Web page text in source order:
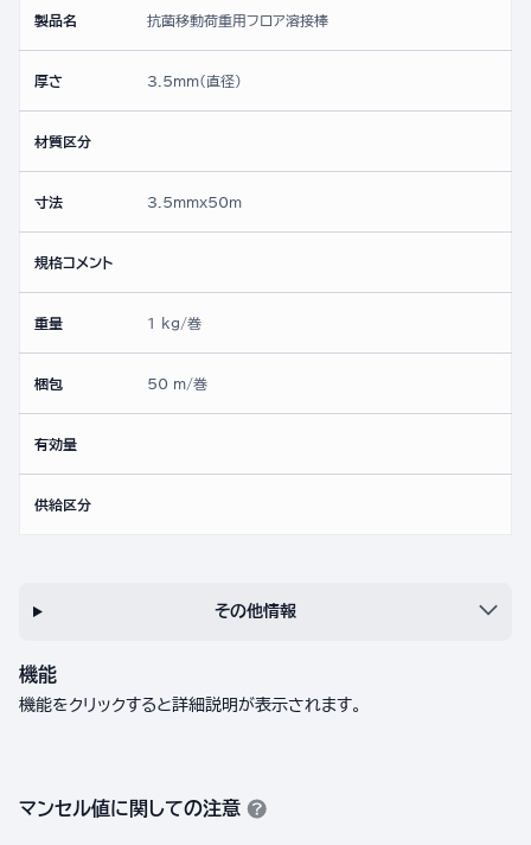
製品名 抗菌移動荷重用フロア溶接棒
厚さ 3.5mm(直径)
材質区分
寸法 3.5mmx50ｍ
規格コメント
重量 1 kg/巻
梱包 50 m/巻
有効量
供給区分
その他情報
機能
機能をクリックすると詳細説明が表示されます。
マンセル値に関しての注意